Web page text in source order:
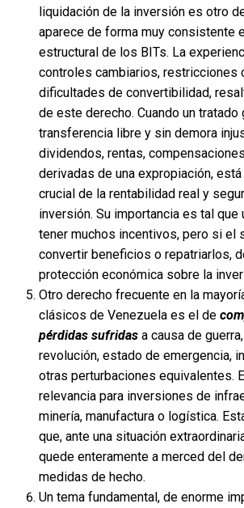
liquidación de la inversión es otro
aparece de forma muy consistente
estructural de los BITs. La
controles cambiarios, restricciones
dificultades de convertibilidad,
de este derecho. Cuando un tratado
transferencia libre y sin demora
dividendos, rentas,
derivadas de una expropiación,
crucial de la rentabilidad real y
inversión. Su importancia es tal que
tener muchos incentivos, pero si el
convertir beneficios o repatriarlos,
protección económica sobre la
Otro derecho frecuente en la
clásicos de Venezuela es el de
pérdidas sufridas a causa de
revolución, estado de emergencia,
otras perturbaciones equivalentes.
relevancia para inversiones de
minería, manufactura o logística.
que, ante una situación
quede enteramente a merced del
medidas de hecho.
Un tema fundamental, de enorme